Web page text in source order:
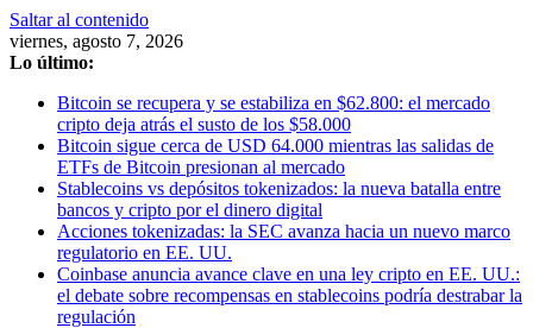
Saltar al contenido
viernes, agosto 7, 2026
Lo último:
Bitcoin se recupera y se estabiliza en $62.800: el mercado
cripto deja atrás el susto de los $58.000
Bitcoin sigue cerca de USD 64.000 mientras las salidas de
ETFs de Bitcoin presionan al mercado
Stablecoins vs depósitos tokenizados: la nueva batalla entre
bancos y cripto por el dinero digital
Acciones tokenizadas: la SEC avanza hacia un nuevo marco
regulatorio en EE. UU.
Coinbase anuncia avance clave en una ley cripto en EE. UU.:
el debate sobre recompensas en stablecoins podría destrabar la
regulación